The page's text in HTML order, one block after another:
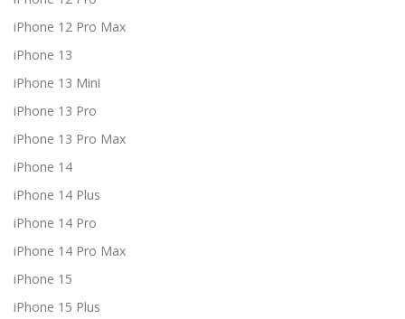
iPhone 12 Pro Max
iPhone 13
iPhone 13 Mini
iPhone 13 Pro
iPhone 13 Pro Max
iPhone 14
iPhone 14 Plus
iPhone 14 Pro
iPhone 14 Pro Max
iPhone 15
iPhone 15 Plus